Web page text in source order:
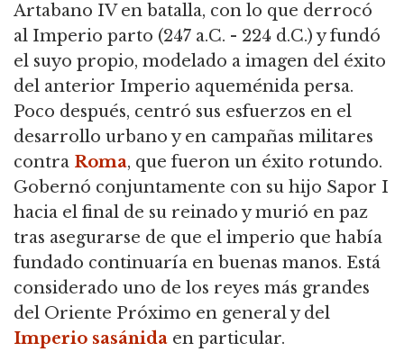
Artabano IV en batalla, con lo que derrocó
al Imperio parto (247 a.C. - 224 d.C.) y fundó
el suyo propio, modelado a imagen del éxito
del anterior Imperio aqueménida persa.
Poco después, centró sus esfuerzos en el
desarrollo urbano y en campañas militares
contra Roma, que fueron un éxito rotundo.
Gobernó conjuntamente con su hijo Sapor I
hacia el final de su reinado y murió en paz
tras asegurarse de que el imperio que había
fundado continuaría en buenas manos. Está
considerado uno de los reyes más grandes
del Oriente Próximo en general y del
Imperio sasánida en particular.